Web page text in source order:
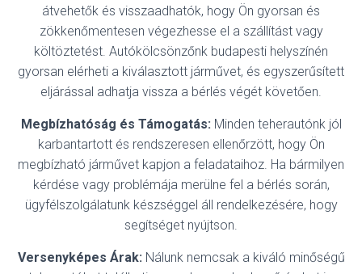
átvehetők és visszaadhatók, hogy Ön gyorsan és
zökkenőmentesen végezhesse el a szállítást vagy
költöztetést. Autókölcsönzőnk budapesti helyszínén
gyorsan elérheti a kiválasztott járművet, és egyszerűsített
eljárással adhatja vissza a bérlés végét követően.
Megbízhatóság és Támogatás: Minden teherautónk jól
karbantartott és rendszeresen ellenőrzött, hogy Ön
megbízható járművet kapjon a feladataihoz. Ha bármilyen
kérdése vagy problémája merülne fel a bérlés során,
ügyfélszolgálatunk készséggel áll rendelkezésére, hogy
segítséget nyújtson.
Versenyképes Árak: Nálunk nemcsak a kiváló minőségű